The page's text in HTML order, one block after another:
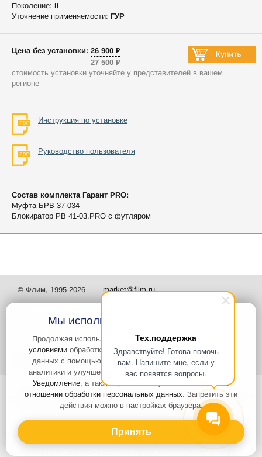
Тех.поддержка
Здравствуйте! Готова помочь
вам. Напишите мне, если у
вас появятся вопросы.
Поколение: II
Уточнение применяемости: ГУР
Цена без установки: 26 900 ₽
27 500 ₽
стоимость установки уточняйте у представителей в вашем
регионе
Инструкция по установке
Руководство пользователя
Состав комплекта Гарант PRO:
Муфта БРВ 37-034
Блокиратор РВ 41-03.PRO с футляром
© Флим, 1995-2026 market@flim.ru
Задать вопрос Контакты
Интернет-сайт носит информационный характер и не является
публичной офертой, которая определяется положениями статьи 437
Гражданского кодекса РФ. Информация о характеристиках и
стоимости товаров, указанных на сайте, условия доставки может
быть изменена в одностороннем порядке. Информация по ценам,
может отличаться от фактической, к моменту оформления заказа.
Изображения товаров на любых представленных фотографиях
Мы используем файлы Cookies
Продолжая использовать наш сайт, высоглашаетесь с
условиями обработки cookie-файлов и пользовательских
данных с помощью Яндекс.Метрика, необходимых для
аналитики и улучшения качества работы сайта и сервиса
Уведомление, а также принимаете условияПолитики в
отношении обработки персональных данных. Запретить эти
действия можно в настройках браузера.
Принять